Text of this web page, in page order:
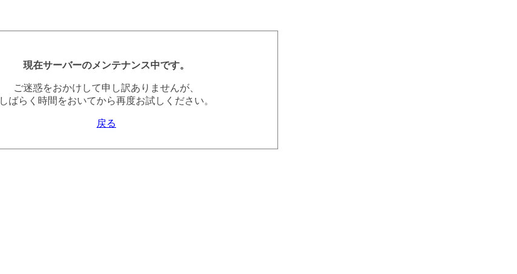
現在サーバーのメンテナンス中です。
ご迷惑をおかけして申し訳ありませんが、
しばらく時間をおいてから再度お試しください。
戻る